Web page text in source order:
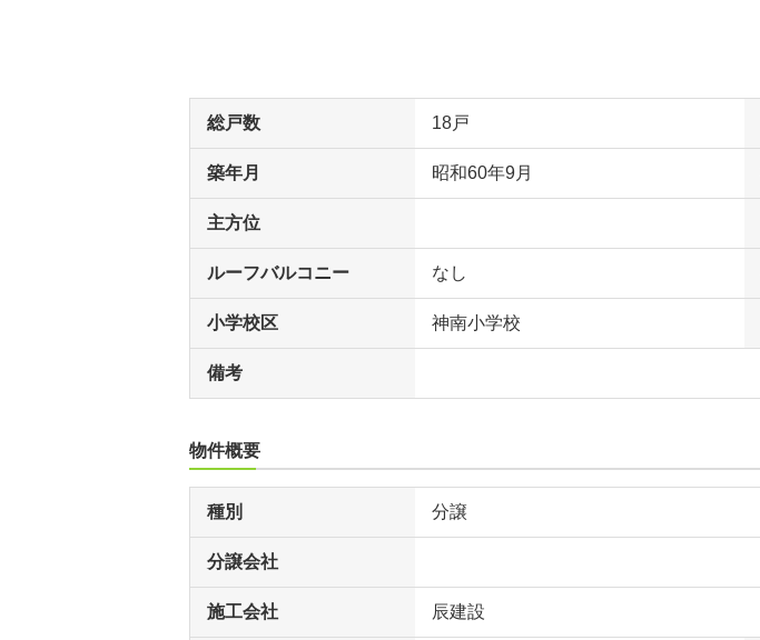
総戸数 18戸
築年月 昭和60年9月
主方位
ルーフバルコニー なし
小学校区 神南小学校
備考
物件概要
種別 分譲
分譲会社
施工会社 辰建設